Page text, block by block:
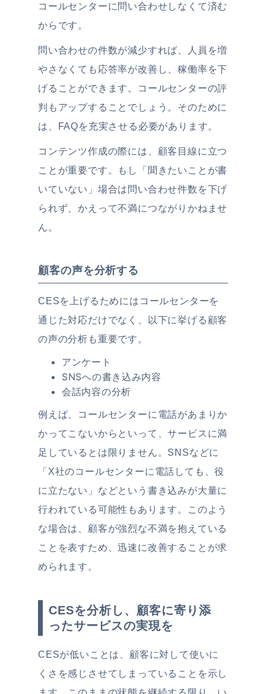
コールセンターに問い合わせしなくて済む
からです。
問い合わせの件数が減少すれば、人員を増
やさなくても応答率が改善し、稼働率を下
げることができます。コールセンターの評
判もアップすることでしょう。そのために
は、FAQを充実させる必要があります。
コンテンツ作成の際には、顧客目線に立つ
ことが重要です。もし「聞きたいことが書
いていない」場合は問い合わせ件数を下げ
られず、かえって不満につながりかねませ
ん。
顧客の声を分析する
CESを上げるためにはコールセンターを
通じた対応だけでなく、以下に挙げる顧客
の声の分析も重要です。
アンケート
SNSへの書き込み内容
会話内容の分析
例えば、コールセンターに電話があまりか
かってこないからといって、サービスに満
足しているとは限りません。SNSなどに
「X社のコールセンターに電話しても、役
に立たない」などという書き込みが大量に
行われている可能性もあります。このよう
な場合は、顧客が強烈な不満を抱えている
ことを表すため、迅速に改善することが求
められます。
CESを分析し、顧客に寄り添
ったサービスの実現を
CESが低いことは、顧客に対して使いに
くさを感じさせてしまっていることを示し